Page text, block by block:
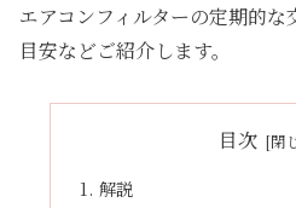
エアコンフィルターの定期的
目安などご紹介します。
目次
解説